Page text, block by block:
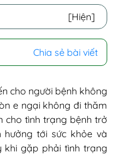
[Hiện]
da cơ địa ở mông
mông có gây
ở mông có lây
Chia sẻ bài viết
cho người bệnh không
e ngại không đi thăm
cho tình trạng bệnh trở
hưởng tới sức khỏe và
khi gặp phải tình trạng